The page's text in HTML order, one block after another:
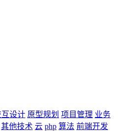
互设计 原型规划 项目管理 业务
其他技术 云 php 算法 前端开发